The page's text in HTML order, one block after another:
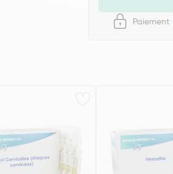
Paiement